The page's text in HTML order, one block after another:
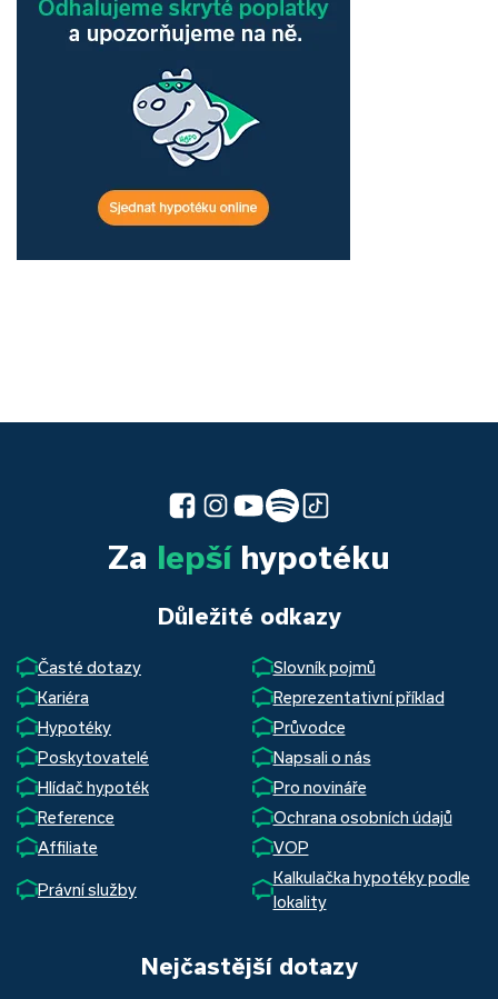
Za lepšíhypotéku
Důležité odkazy
Časté dotazy
Slovník pojmů
Kariéra
Reprezentativní příklad
Hypotéky
Průvodce
Poskytovatelé
Napsali o nás
Hlídač hypoték
Pro novináře
Reference
Ochrana osobních údajů
Affiliate
VOP
Právní služby
Kalkulačka hypotéky podle
lokality
Nejčastější dotazy